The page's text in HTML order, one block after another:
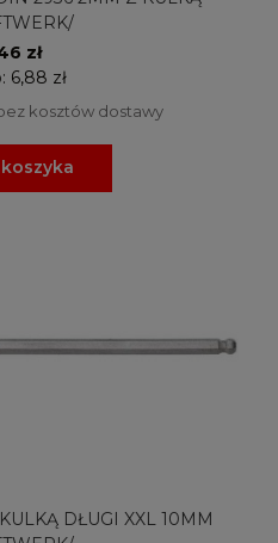
zł
6,88 zł
kosztów dostawy
DŁUGI XXL 10MM